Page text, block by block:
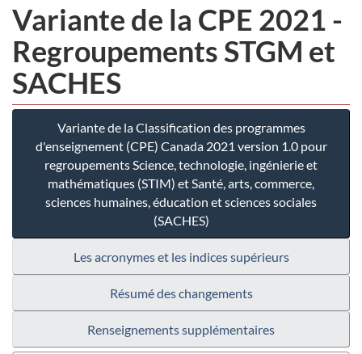
Variante de la CPE 2021 -
Regroupements STGM et
SACHES
Variante de la Classification des programmes
d'enseignement (CPE) Canada 2021 version 1.0 pour
regroupements Science, technologie, ingénierie et
mathématiques (STIM) et Santé, arts, commerce,
sciences humaines, éducation et sciences sociales
(SACHES)
Les acronymes et les indices supérieurs
Résumé des changements
Renseignements supplémentaires